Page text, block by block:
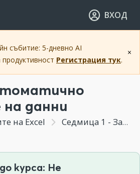
ВХОД
×
събитие: 5-дневно AI
Регистрация тук.
на данни
на Excel Седмица 1 - Запознаване с интерфейса и базови функции на Excel
курса: Не